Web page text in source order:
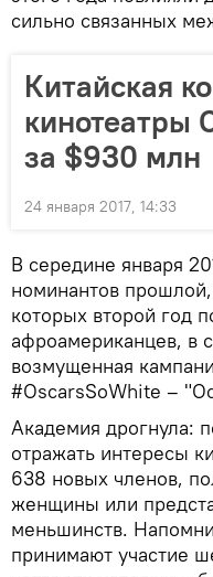
сильно связанных
Китайская
кинотеатры
за $930 млн
24 января 2017, 14:33
В середине января
номинантов
которых второй год
афроамериканцев, в
возмущенная
#OscarsSoWhite –
Академия дрогнула:
отражать интересы
638 новых членов,
женщины или
меньшинств.
принимают участие